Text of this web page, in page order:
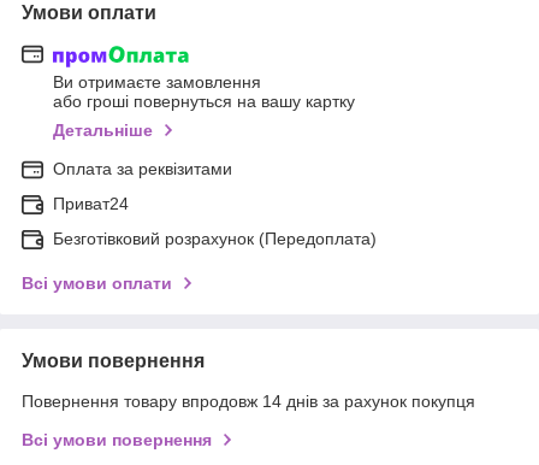
Умови оплати
Ви отримаєте замовлення
або гроші повернуться на вашу картку
Детальніше
Оплата за реквізитами
Приват24
Безготівковий розрахунок (Передоплата)
Всі умови оплати
Умови повернення
Повернення товару впродовж 14 днів за рахунок покупця
Всі умови повернення